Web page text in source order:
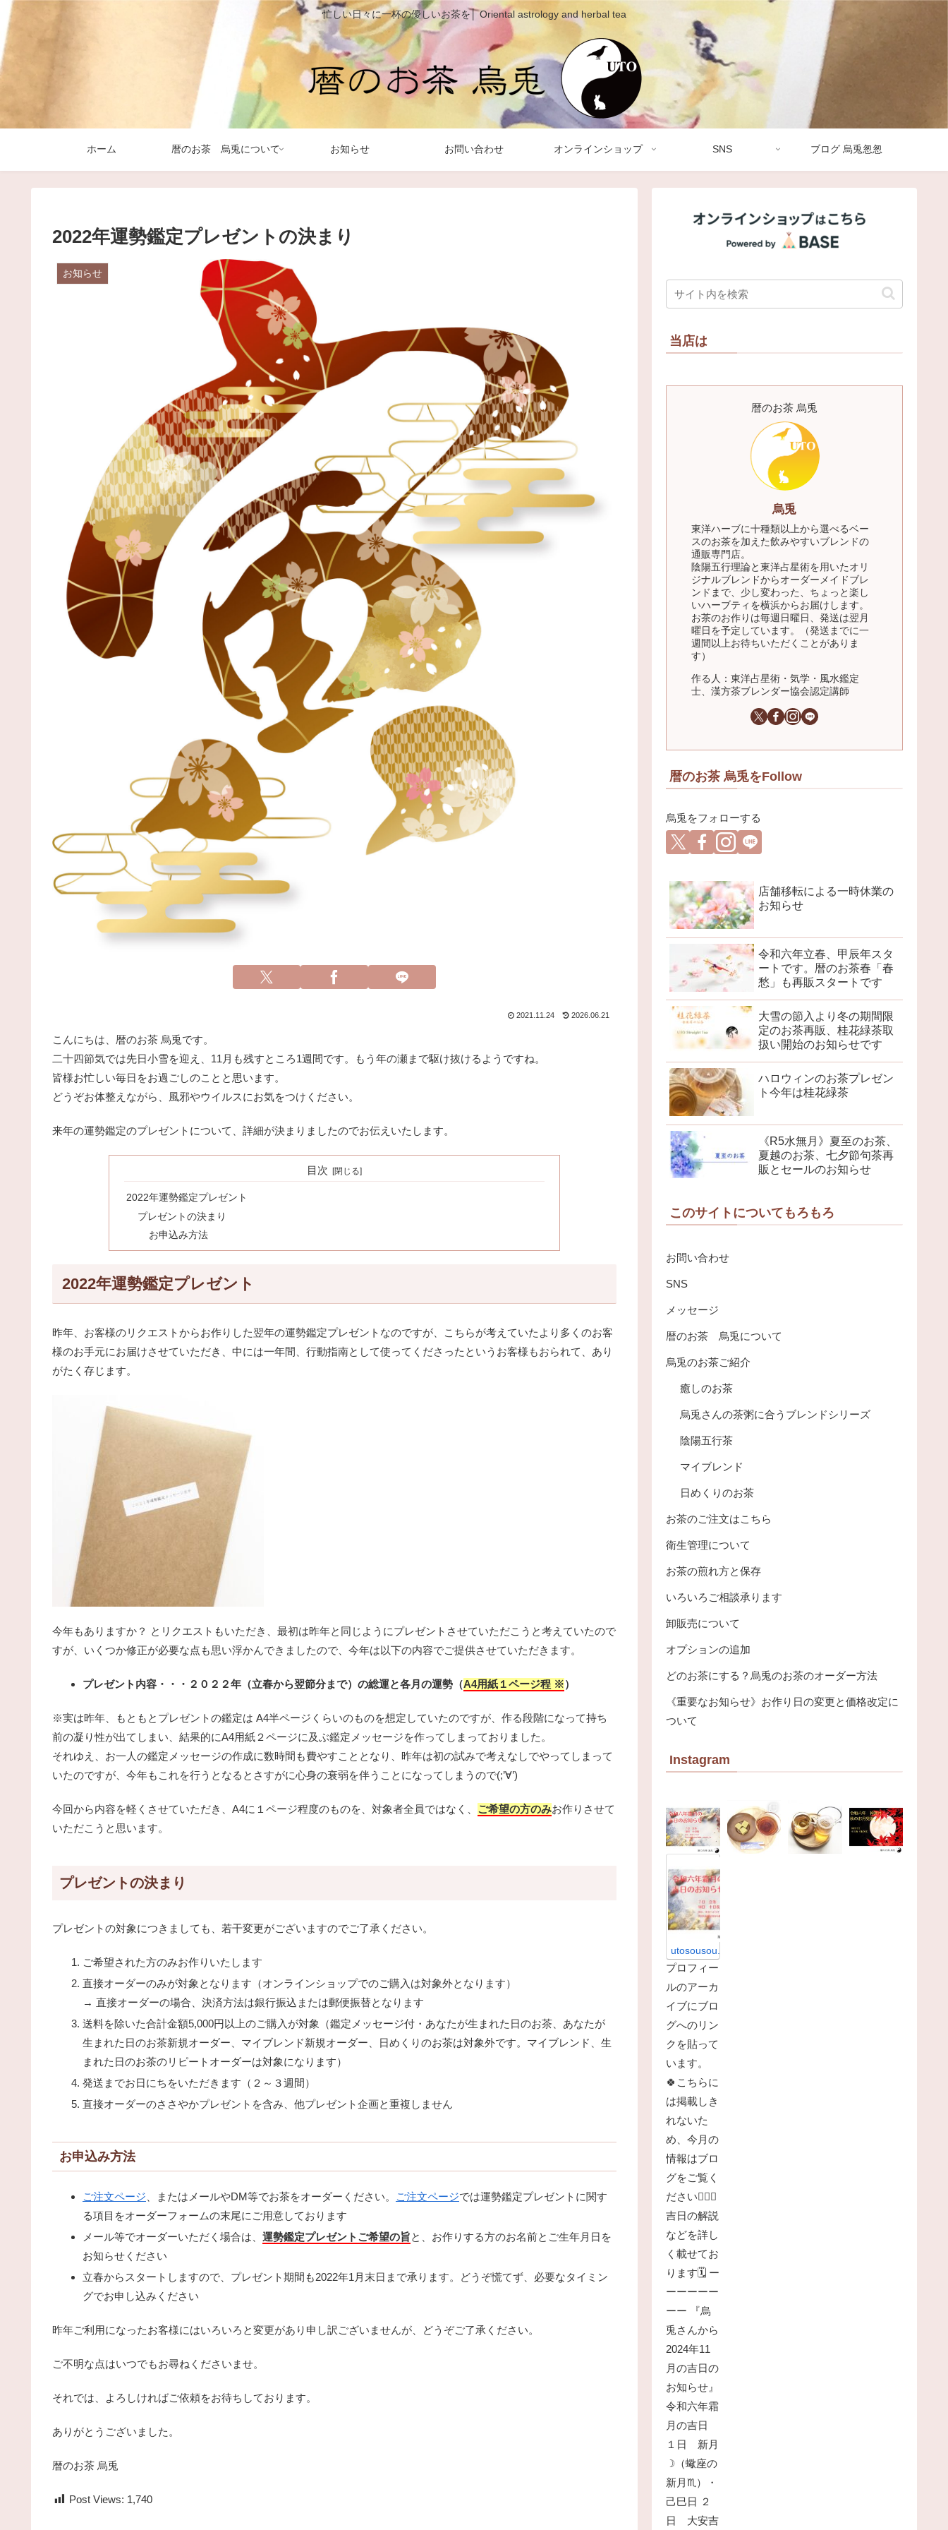
忙しい日々に一杯の優しいお茶を│ Oriental astrology and herbal tea
ホーム 暦のお茶 烏兎について お知らせ お問い合わせ オンラインショップ SNS ブログ 烏兎怱怱
2022年運勢鑑定プレゼントの決まり
お知らせ
2021.11.24 2026.06.21
こんにちは、暦のお茶 烏兎です。
二十四節気では先日小雪を迎え、11月も残すところ1週間です。もう年の瀬まで駆け抜けるようですね。
皆様お忙しい毎日をお過ごしのことと思います。
どうぞお体整えながら、風邪やウイルスにお気をつけください。
来年の運勢鑑定のプレゼントについて、詳細が決まりましたのでお伝えいたします。
目次
2022年運勢鑑定プレゼント
プレゼントの決まり
お申込み方法
2022年運勢鑑定プレゼント
昨年、お客様のリクエストからお作りした翌年の運勢鑑定プレゼントなのですが、こちらが考えていたより多くのお客
様のお手元にお届けさせていただき、中には一年間、行動指南として使ってくださったというお客様もおられて、あり
がたく存じます。
今年もありますか？ とリクエストもいただき、最初は昨年と同じようにプレゼントさせていただこうと考えていたので
すが、いくつか修正が必要な点も思い浮かんできましたので、今年は以下の内容でご提供させていただきます。
プレゼント内容・・・２０２２年（立春から翌節分まで）の総運と各月の運勢（A4用紙１ページ程 ※）
※実は昨年、もともとプレゼントの鑑定は A4半ページくらいのものを想定していたのですが、作る段階になって持ち
前の凝り性が出てしまい、結果的にA4用紙２ページに及ぶ鑑定メッセージを作ってしまっておりました。
それゆえ、お一人の鑑定メッセージの作成に数時間も費やすこととなり、昨年は初の試みで考えなしでやってしまって
いたのですが、今年もこれを行うとなるとさすがに心身の衰弱を伴うことになってしまうので(;’∀’)
今回から内容を軽くさせていただき、A4に１ページ程度のものを、対象者全員ではなく、 ご希望の方のみお作りさせて
いただこうと思います。
プレゼントの決まり
プレゼントの対象につきましても、若干変更がございますのでご了承ください。
ご希望された方のみお作りいたします
直接オーダーのみが対象となります（オンラインショップでのご購入は対象外となります）
→ 直接オーダーの場合、決済方法は銀行振込または郵便振替となります
送料を除いた合計金額5,000円以上のご購入が対象（鑑定メッセージ付・あなたが生まれた日のお茶、あなたが
生まれた日のお茶新規オーダー、マイブレンド新規オーダー、日めくりのお茶は対象外です。マイブレンド、生
まれた日のお茶のリピートオーダーは対象になります）
発送までお日にちをいただきます（２～３週間）
直接オーダーのささやかプレゼントを含み、他プレゼント企画と重複しません
お申込み方法
ご注文ページ 、またはメールやDM等でお茶をオーダーください。 ご注文ページでは運勢鑑定プレゼントに関す
る項目をオーダーフォームの末尾にご用意しております
メール等でオーダーいただく場合は、 運勢鑑定プレゼントご希望の旨と、お作りする方のお名前とご生年月日を
お知らせください
立春からスタートしますので、プレゼント期間も2022年1月末日まで承ります。どうぞ慌てず、必要なタイミン
グでお申し込みください
昨年ご利用になったお客様にはいろいろと変更があり申し訳ございませんが、どうぞご了承ください。
ご不明な点はいつでもお尋ねくださいませ。
それでは、よろしければご依頼をお待ちしております。
ありがとうございました。
暦のお茶 烏兎
Post Views: 1,740
当店は
暦のお茶 烏兎
烏兎
東洋ハーブに十種類以上から選べるベー
スのお茶を加えた飲みやすいブレンドの
通販専門店。
陰陽五行理論と東洋占星術を用いたオリ
ジナルブレンドからオーダーメイドブレ
ンドまで、少し変わった、ちょっと楽し
いハーブティを横浜からお届けします。
お茶のお作りは毎週日曜日、発送は翌月
曜日を予定しています。（発送までに一
週間以上お待ちいただくことがありま
す）
作る人：東洋占星術・気学・風水鑑定
士、漢方茶ブレンダー協会認定講師
暦のお茶 烏兎をFollow
烏兎をフォローする
店舗移転による一時休業の
お知らせ
令和六年立春、甲辰年スタ
ートです。暦のお茶春「春
愁」も再販スタートです
大雪の節入より冬の期間限
定のお茶再販、桂花緑茶取
扱い開始のお知らせです
ハロウィンのお茶プレゼン
ト今年は桂花緑茶
《R5水無月》夏至のお茶、
夏越のお茶、七夕節句茶再
販とセールのお知らせ
このサイトについてもろもろ
お問い合わせ
SNS
メッセージ
暦のお茶 烏兎について
烏兎のお茶ご紹介
癒しのお茶
烏兎さんの茶粥に合うブレンドシリーズ
陰陽五行茶
マイブレンド
日めくりのお茶
お茶のご注文はこちら
衛生管理について
お茶の煎れ方と保存
いろいろご相談承ります
卸販売について
オプションの追加
どのお茶にする？烏兎のお茶のオーダー方法
《重要なお知らせ》お作り日の変更と価格改定に
ついて
Instagram
utosousou.com
プロフィー
ルのアーカ
イブにブロ
グへのリン
クを貼って
います。
🍀こちらに
は掲載しき
れないた
め、今月の
情報はブロ
グをご覧く
ださい🙇🏻‍♀️
吉日の解説
などを詳し
く載せてお
ります🗓 ー
ーーーーー
ーー 『烏
兎さんから
2024年11
月の吉日の
お知らせ』
令和六年霜
月の吉日
１日 新月
☽（蠍座の
新月♏）・
己巳日 ２
日 大安吉